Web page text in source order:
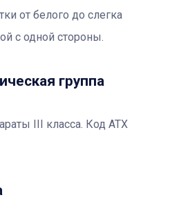
от белого до слегка
с одной стороны.
группа
III класса. Код АТХ